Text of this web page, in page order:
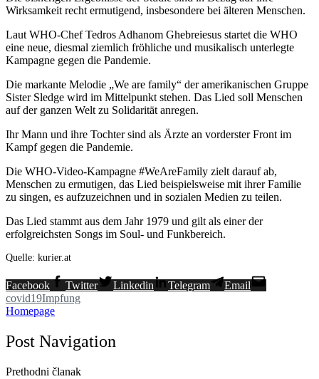
Wirksamkeit recht ermutigend, insbesondere bei älteren Menschen.
Laut WHO-Chef Tedros Adhanom Ghebreiesus startet die WHO
eine neue, diesmal ziemlich fröhliche und musikalisch unterlegte
Kampagne gegen die Pandemie.
Die markante Melodie „We are family“ der amerikanischen Gruppe
Sister Sledge wird im Mittelpunkt stehen. Das Lied soll Menschen
auf der ganzen Welt zu Solidarität anregen.
Ihr Mann und ihre Tochter sind als Ärzte an vorderster Front im
Kampf gegen die Pandemie.
Die WHO-Video-Kampagne #WeAreFamily zielt darauf ab,
Menschen zu ermutigen, das Lied beispielsweise mit ihrer Familie
zu singen, es aufzuzeichnen und in sozialen Medien zu teilen.
Das Lied stammt aus dem Jahr 1979 und gilt als einer der
erfolgreichsten Songs im Soul- und Funkbereich.
Quelle: kurier.at
Facebook Twitter Linkedin Telegram
Email
covid19Impfung
Homepage
Post Navigation
Prethodni članak